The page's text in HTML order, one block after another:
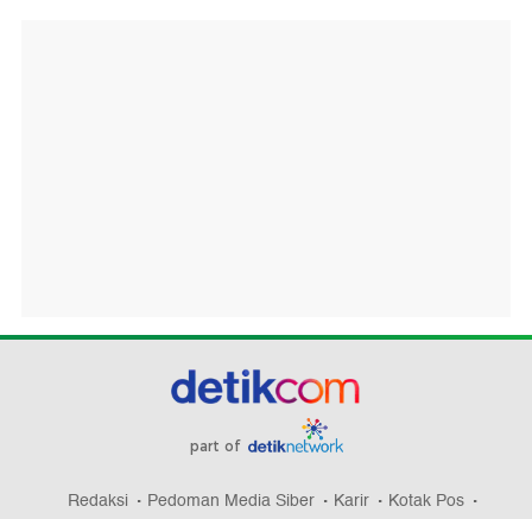
part of
Redaksi Pedoman Media Siber Karir
Kotak Pos